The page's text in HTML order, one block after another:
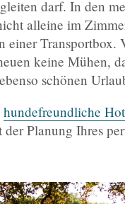
darf. In den
alleine im
einer Transportbox.
keine Mühen,
schönen
hundefreundliche
Planung Ihres